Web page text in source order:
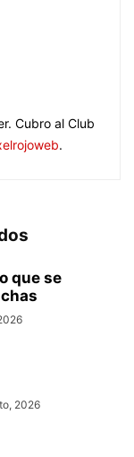
Cubro al Club
.
que se
2026